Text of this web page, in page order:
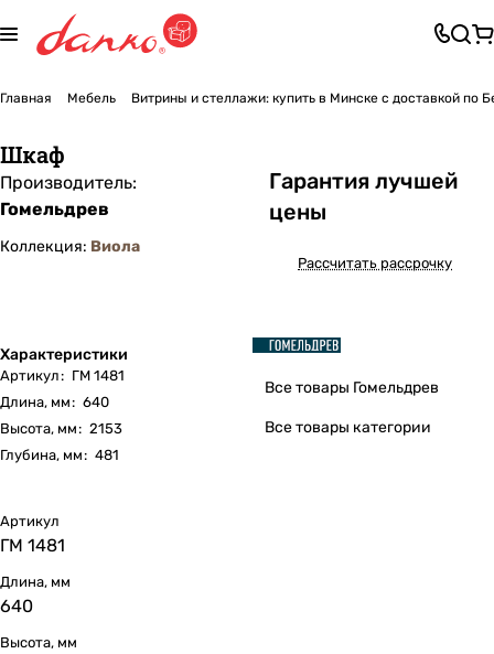
Главная Мебель Витрины и стеллажи: купить в Минске с доставкой по
Шкаф
Производитель:
Гомельдрев
Коллекция: Виола
Характеристики
Артикул: ГМ 1481
Длина, мм: 640
Высота, мм: 2153
Глубина, мм: 481
Гарантия лучшей
цены
Рассчитать рассрочку
Все товары Гомельдрев
Все товары категории
Артикул
ГМ 1481
Длина, мм
640
Высота, мм